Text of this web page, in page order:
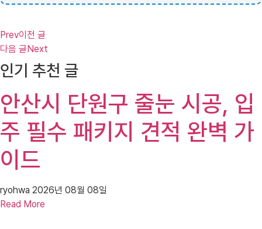
Prev이전 글
다음 글Next
인기 추천 글
안산시 단원구 줄눈 시공, 입
주 필수 패키지 견적 완벽 가
이드
ryohwa 2026년 08월 08일
Read More